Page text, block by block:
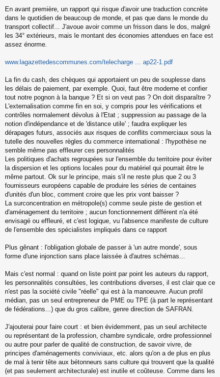
e
s
s
g
e
o
u
En avant première, un rapport qui risque d'avoir une traduction concrète
dans le quotidien de beaucoup de monde, et pas que dans le monde du
transport collectif... J'avoue avoir comme un frisson dans le dos, malgré
les 34° extérieurs, mais le montant des économies attendues en face est
assez énorme.
www.lagazettedescommunes.com/telecharge ... ap22-1.pdf
La fin du cash, des chèques qui apportaient un peu de souplesse dans
les délais de paiement, par exemple. Quoi, faut être moderne et confier
tout notre pognon à la banque ? Et si on veut pas ? On doit disparaître ?
L'externalisation comme fin en soi, y compris pour les vérifications et
contrôles normalement dévolus à l'Etat ; suppression au passage de la
notion d'indépendance et de 'distance utile' ; faudra expliquer les
dérapages futurs, associés aux risques de conflits commerciaux sous la
tutelle des nouvelles règles du commerce international : l'hypothèse ne
semble même pas effleurer ces personnalités
Les politiques d'achats regroupées sur l'ensemble du territoire pour éviter
la dispersion et les options locales pour du matériel qui pourrait être le
même partout. Ok sur le principe, mais s'il ne reste plus que 2 ou 3
fournisseurs européens capable de produire les séries de centaines
d'unités d'un bloc, comment croire que les prix vont baisser ?
La surconcentration en métropole(s) comme seule piste de gestion et
d'aménagement du territoire ; aucun fonctionnement différent n'a été
envisagé ou effleuré, et c'est logique, vu l'absence manifeste de culture
de l'ensemble des spécialistes impliqués dans ce rapport
Plus gênant : l'obligation globale de passer à 'un autre monde', sous
forme d'une injonction sans place laissée à d'autres schémas...
Mais c'est normal : quand on liste point par point les auteurs du rapport,
les personnalités consultées, les contributions diverses, il est clair que ce
n'est pas la société civile "réelle" qui est à la manoeuvre. Aucun profil
médian, pas un seul entrepreneur de PME ou TPE (à part le représentant
de fédérations...) que du gros calibre, genre direction de SAFRAN.
J'ajouterai pour faire court : et bien évidemment, pas un seul architecte
ou représentant de la profession, chambre syndicale, ordre professionnel
ou autre pour parler de qualité de construction, de savoir vivre, de
principes d'aménagements conviviaux, etc. alors qu'on a de plus en plus
de mal à tenir tête aux bétonneurs sans culture qui trouvent que la qualité
(et pas seulement architecturale) est inutile et coûteuse. Comme dans les